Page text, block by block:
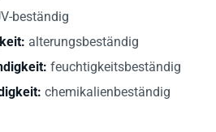
beständig
alterungsbeständig
feuchtigkeitsbeständig
chemikalienbeständig